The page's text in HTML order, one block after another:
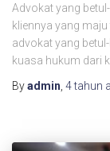
Advokat yang
kliennya yang
advokat yang
kuasa hukum dari
Byadmin 4 tahun